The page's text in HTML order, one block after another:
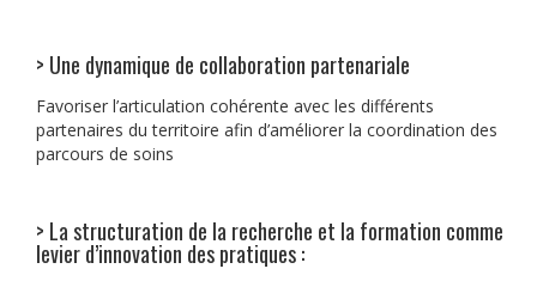
> Une dynamique de collaboration partenariale
Favoriser l’articulation cohérente avec les différents
partenaires du territoire afin d’améliorer la coordination des
parcours de soins
> La structuration de la recherche et la formation comme
levier d’innovation des pratiques :